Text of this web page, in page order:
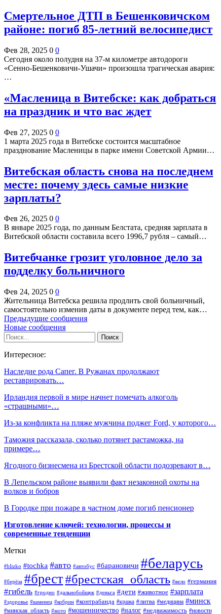
Смертельное ДТП в Бешенковичском
районе: погиб 85-летний велосипедист
Фев 28, 2025 0 0
Сегодня около полудня на 37-м километре автодороги
«Сенно-Бешенковичи-Ушачи» произошла трагическая авария:
…
«Масленица в Витебске: как добраться
на праздник и что вас ждет
Фев 27, 2025 0 0
1 марта 2025 года в Витебске состоится масштабное
празднование Масленицы в парке имени Советской Армии…
Витебская область снова на последнем
месте: почему здесь самые низкие
зарплаты?
Фев 26, 2025 0 0
В январе 2025 года, по данным Белстата, средняя зарплата в
Витебской области составила всего 1996,7 рубля – самый…
Витебчанке грозит уголовное дело за
подделку больничного
Фев 24, 2025 0 0
Жительница Витебска решила продлить свой больничный,
самостоятельно изменив даты в документе перед тем, как…
Предыдущие сообщения
Новые сообщения
Интересное:
Наследие рода Сапег. В Ружанах продолжают
реставрировать…
Ирландия первой в мире начнет помечать алкоголь
«страшными»…
Из-за конфликта на пляже мужчина поджег Ford, у которого…
Таможня рассказала, сколько потянет растаможка, на
примере…
Ягодного бизнесмена из Брестской области подозревают в…
В Лепельском районе выявили факт незаконной охоты на
волков и бобров
В Городке при пожаре в частном доме погиб пенсионер
Изготовление ключей: технологии, процессы и
современные тенденции
Метки
#blizko #tochka #авто #автобус #барановичи #беларусь
#берёза #брест#брестская_область #вело #германия
#гибель #гродно #дальнобойщик #деньга #дети #животное #зарплата
#здоровье #каменец #кобрин #контрабанда #кража #литва #медицина #минск
#минская_область #мото #мошенничество #налог #недвижимость #новости